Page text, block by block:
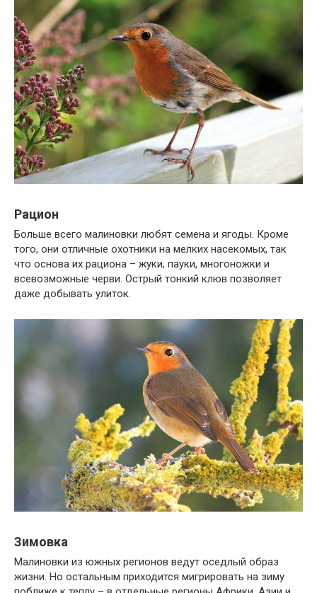
Рацион
Больше всего малиновки любят семена и ягоды. Кроме
того, они отличные охотники на мелких насекомых, так
что основа их рациона – жуки, пауки, многоножки и
всевозможные черви. Острый тонкий клюв позволяет
даже добывать улиток.
Зимовка
Малиновки из южных регионов ведут оседлый образ
жизни. Но остальным приходится мигрировать на зиму